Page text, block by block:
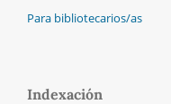
Para bibliotecarios/as
Indexación